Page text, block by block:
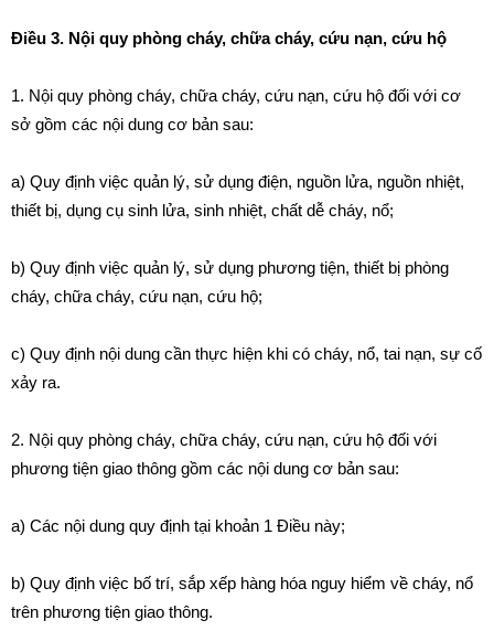
Điều 3. Nội quy phòng cháy, chữa cháy, cứu nạn, cứu hộ
1. Nội quy phòng cháy, chữa cháy, cứu nạn, cứu hộ đối với cơ
sở gồm các nội dung cơ bản sau:
a) Quy định việc quản lý, sử dụng điện, nguồn lửa, nguồn nhiệt,
thiết bị, dụng cụ sinh lửa, sinh nhiệt, chất dễ cháy, nổ;
b) Quy định việc quản lý, sử dụng phương tiện, thiết bị phòng
cháy, chữa cháy, cứu nạn, cứu hộ;
c) Quy định nội dung cần thực hiện khi có cháy, nổ, tai nạn, sự cố
xảy ra.
2. Nội quy phòng cháy, chữa cháy, cứu nạn, cứu hộ đối với
phương tiện giao thông gồm các nội dung cơ bản sau:
a) Các nội dung quy định tại khoản 1 Điều này;
b) Quy định việc bố trí, sắp xếp hàng hóa nguy hiểm về cháy, nổ
trên phương tiện giao thông.